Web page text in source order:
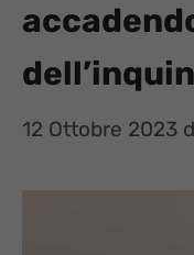
12 Ottobre 2023